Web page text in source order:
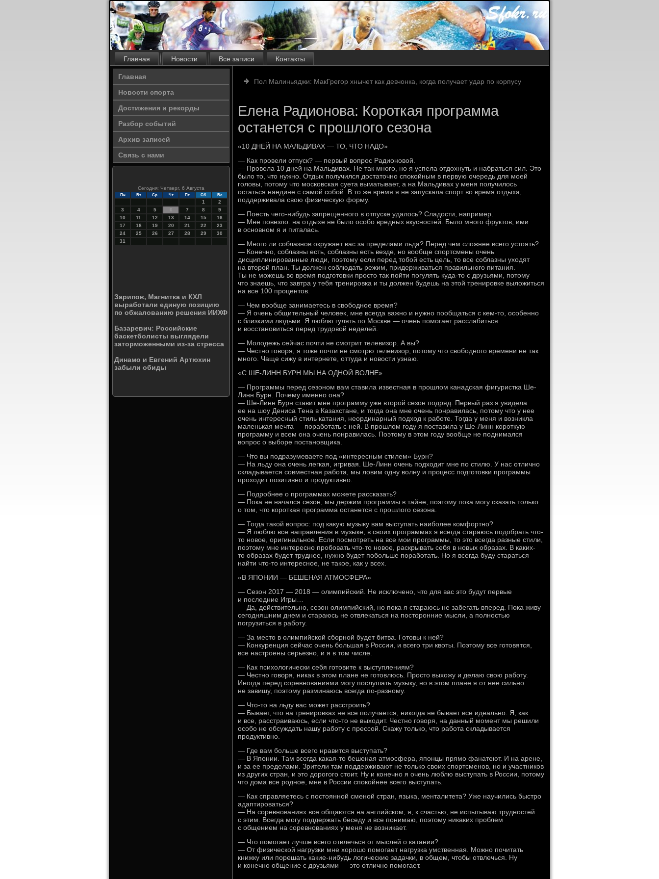
Главная Новости Все записи Контакты
Главная
Новости спорта
Достижения и рекорды
Разбор событий
Архив записей
Связь с нами
Сегодня: Четверг, 6 Августа
Пн Вт Ср Чт Пт Сб Вс
1
2
3
4 5 6 7 8
9
10
11 12 13 14 15
16
17
18 19 20 21 22
23
24
25 26 27 28 29
30
31
Зарипов, Магнитка и КХЛ
выработали единую позицию
по обжалованию решения ИИХФ
Базаревич: Российские
баскетболисты выглядели
заторможенными из-за стресса
Динамо и Евгений Артюхин
забыли обиды
Пол Малиньяджи: МакГрегор хнычет как девчонка, когда получает удар по корпусу
Елена Радионова: Короткая программа
останется с прошлого сезона
«10 ДНЕЙ НА МАЛЬДИВАХ — ТО, ЧТО НАДО»
— Как провели отпуск? — первый вопрос Радионовой.
— Провела 10 дней на Мальдивах. Не так много, но я успела отдохнуть и набраться сил. Это
было то, что нужно. Отдых получился достаточно спокойным в первую очередь для моей
головы, потому что московская суета выматывает, а на Мальдивах у меня получилось
остаться наедине с самой собой. В то же время я не запускала спорт во время отдыха,
поддерживала свою физическую форму.
— Поесть чего-нибудь запрещенного в отпуске удалось? Сладости, например.
— Мне повезло: на отдыхе не было особо вредных вкусностей. Было много фруктов, ими
в основном я и питалась.
— Много ли соблазнов окружает вас за пределами льда? Перед чем сложнее всего устоять?
— Конечно, соблазны есть, соблазны есть везде, но вообще спортсмены очень
дисциплинированные люди, поэтому если перед тобой есть цель, то все соблазны уходят
на второй план. Ты должен соблюдать режим, придерживаться правильного питания.
Ты не можешь во время подготовки просто так пойти погулять куда-то с друзьями, потому
что знаешь, что завтра у тебя тренировка и ты должен будешь на этой тренировке выложиться
на все 100 процентов.
— Чем вообще занимаетесь в свободное время?
— Я очень общительный человек, мне всегда важно и нужно пообщаться с кем-то, особенно
с близкими людьми. Я люблю гулять по Москве — очень помогает расслабиться
и восстановиться перед трудовой неделей.
— Молодежь сейчас почти не смотрит телевизор. А вы?
— Честно говоря, я тоже почти не смотрю телевизор, потому что свободного времени не так
много. Чаще сижу в интернете, оттуда и новости узнаю.
«С ШЕ-ЛИНН БУРН МЫ НА ОДНОЙ ВОЛНЕ»
— Программы перед сезоном вам ставила известная в прошлом канадская фигуристка Ше-
Линн Бурн. Почему именно она?
— Ше-Линн Бурн ставит мне программу уже второй сезон подряд. Первый раз я увидела
ее на шоу Дениса Тена в Казахстане, и тогда она мне очень понравилась, потому что у нее
очень интересный стиль катания, неординарный подход к работе. Тогда у меня и возникла
маленькая мечта — поработать с ней. В прошлом году я поставила у Ше-Линн короткую
программу и всем она очень понравилась. Поэтому в этом году вообще не поднимался
вопрос о выборе постановщика.
— Что вы подразумеваете под «интересным стилем» Бурн?
— На льду она очень легкая, игривая. Ше-Линн очень подходит мне по стилю. У нас отлично
складывается совместная работа, мы ловим одну волну и процесс подготовки программы
проходит позитивно и продуктивно.
— Подробнее о программах можете рассказать?
— Пока не начался сезон, мы держим программы в тайне, поэтому пока могу сказать только
о том, что короткая программа останется с прошлого сезона.
— Тогда такой вопрос: под какую музыку вам выступать наиболее комфортно?
— Я люблю все направления в музыке, в своих программах я всегда стараюсь подобрать что-
то новое, оригинальное. Если посмотреть на все мои программы, то это всегда разные стили,
поэтому мне интересно пробовать что-то новое, раскрывать себя в новых образах. В каких-
то образах будет труднее, нужно будет побольше поработать. Но я всегда буду стараться
найти что-то интересное, не такое, как у всех.
«В ЯПОНИИ — БЕШЕНАЯ АТМОСФЕРА»
— Сезон 2017 — 2018 — олимпийский. Не исключено, что для вас это будут первые
и последние Игры…
— Да, действительно, сезон олимпийский, но пока я стараюсь не забегать вперед. Пока живу
сегодняшним днем и стараюсь не отвлекаться на посторонние мысли, а полностью
погрузиться в работу.
— За место в олимпийской сборной будет битва. Готовы к ней?
— Конкуренция сейчас очень большая в России, и всего три квоты. Поэтому все готовятся,
все настроены серьезно, и я в том числе.
— Как психологически себя готовите к выступлениям?
— Честно говоря, никак в этом плане не готовлюсь. Просто выхожу и делаю свою работу.
Иногда перед соревнованиями могу послушать музыку, но в этом плане я от нее сильно
не завишу, поэтому разминаюсь всегда по-разному.
— Что-то на льду вас может расстроить?
— Бывает, что на тренировках не все получается, никогда не бывает все идеально. Я, как
и все, расстраиваюсь, если что-то не выходит. Честно говоря, на данный момент мы решили
особо не обсуждать нашу работу с прессой. Скажу только, что работа складывается
продуктивно.
— Где вам больше всего нравится выступать?
— В Японии. Там всегда какая-то бешеная атмосфера, японцы прямо фанатеют. И на арене,
и за ее пределами. Зрители там поддерживают не только своих спортсменов, но и участников
из других стран, и это дорогого стоит. Ну и конечно я очень люблю выступать в России, потому
что дома все родное, мне в России спокойнее всего выступать.
— Как справляетесь с постоянной сменой стран, языка, менталитета? Уже научились быстро
адаптироваться?
— На соревнованиях все общаются на английском, я, к счастью, не испытываю трудностей
с этим. Всегда могу поддержать беседу и все понимаю, поэтому никаких проблем
с общением на соревнованиях у меня не возникает.
— Что помогает лучше всего отвлечься от мыслей о катании?
— От физической нагрузки мне хорошо помогает нагрузка умственная. Можно почитать
книжку или порешать какие-нибудь логические задачки, в общем, чтобы отвлечься. Ну
и конечно общение с друзьями — это отлично помогает.